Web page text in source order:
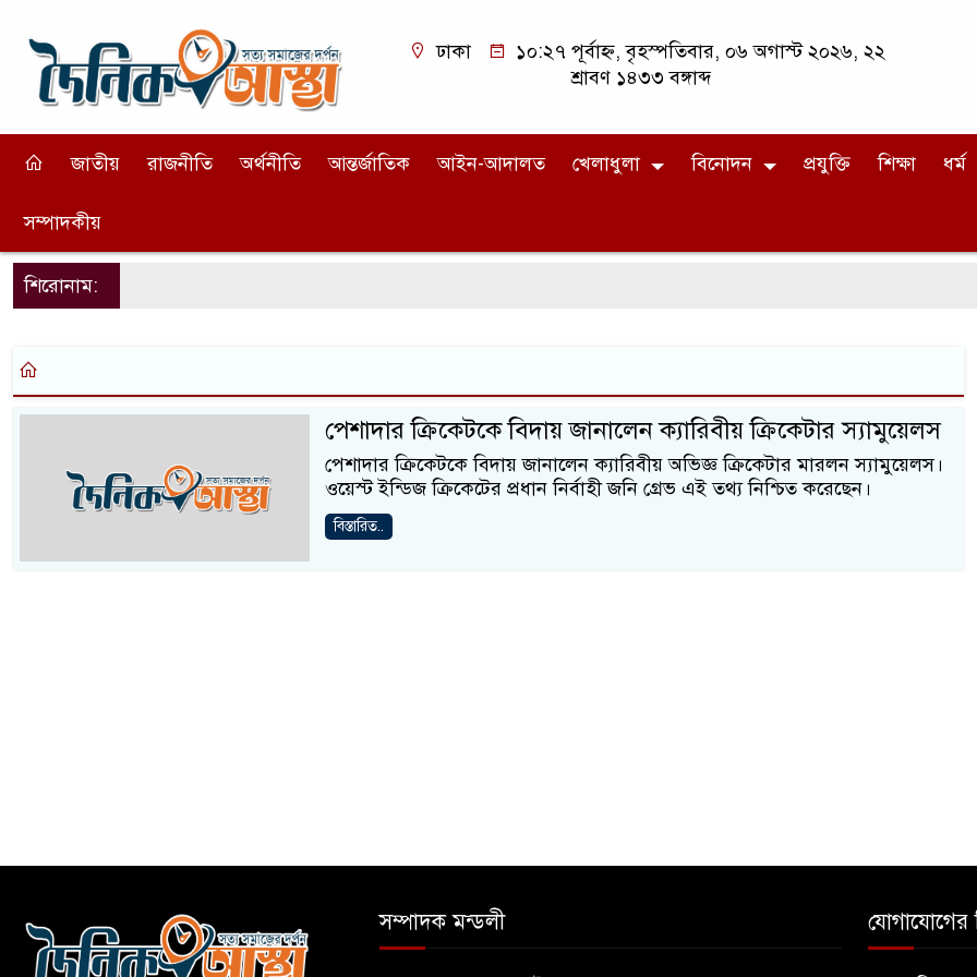
ঢাকা
১০:২৭ পূর্বাহ্ন, বৃহস্পতিবার, ০৬ অগাস্ট ২০২৬, ২২
শ্রাবণ ১৪৩৩ বঙ্গাব্দ
জাতীয় রাজনীতি অর্থনীতি আন্তর্জাতিক আইন-আদালত খেলাধুলা বিনোদন প্রযুক্তি শিক্ষা ধর্ম
সম্পাদকীয়
শিরোনাম:
পেশাদার ক্রিকেটকে বিদায় জানালেন ক্যারিবীয় ক্রিকেটার স্যামুয়েলস
পেশাদার ক্রিকেটকে বিদায় জানালেন ক্যারিবীয় অভিজ্ঞ ক্রিকেটার মারলন স্যামুয়েলস।
ওয়েস্ট ইন্ডিজ ক্রিকেটের প্রধান নির্বাহী জনি গ্রেভ এই তথ্য নিশ্চিত করেছেন।
বিস্তারিত..
সম্পাদক মন্ডলী যোগাযোগের